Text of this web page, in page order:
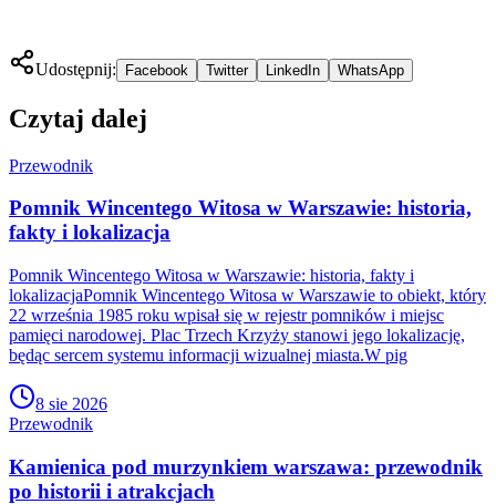
Udostępnij: Facebook Twitter LinkedIn WhatsApp
Czytaj dalej
Przewodnik
Pomnik Wincentego Witosa w Warszawie: historia,
fakty i lokalizacja
Pomnik Wincentego Witosa w Warszawie: historia, fakty i
lokalizacjaPomnik Wincentego Witosa w Warszawie to obiekt, który
22 września 1985 roku wpisał się w rejestr pomników i miejsc
pamięci narodowej. Plac Trzech Krzyży stanowi jego lokalizację,
będąc sercem systemu informacji wizualnej miasta.W pig
8 sie 2026
Przewodnik
Kamienica pod murzynkiem warszawa: przewodnik
po historii i atrakcjach